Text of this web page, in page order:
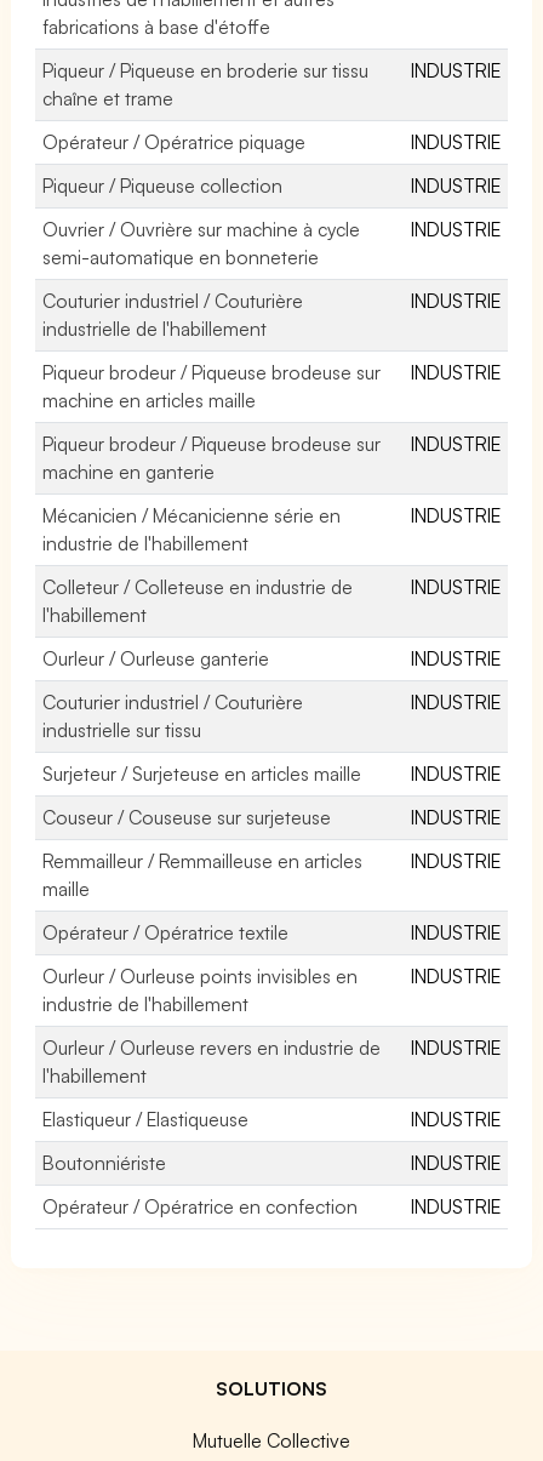
fabrications à base d'étoffe
Piqueur / Piqueuse en broderie sur tissu
chaîne et trame
INDUSTRIE
Opérateur / Opératrice piquage
INDUSTRIE
Piqueur / Piqueuse collection
INDUSTRIE
Ouvrier / Ouvrière sur machine à cycle
semi-automatique en bonneterie
INDUSTRIE
Couturier industriel / Couturière
industrielle de l'habillement
INDUSTRIE
Piqueur brodeur / Piqueuse brodeuse sur
machine en articles maille
INDUSTRIE
Piqueur brodeur / Piqueuse brodeuse sur
machine en ganterie
INDUSTRIE
Mécanicien / Mécanicienne série en
industrie de l'habillement
INDUSTRIE
Colleteur / Colleteuse en industrie de
l'habillement
INDUSTRIE
Ourleur / Ourleuse ganterie
INDUSTRIE
Couturier industriel / Couturière
industrielle sur tissu
INDUSTRIE
Surjeteur / Surjeteuse en articles maille
INDUSTRIE
Couseur / Couseuse sur surjeteuse
INDUSTRIE
Remmailleur / Remmailleuse en articles
maille
INDUSTRIE
Opérateur / Opératrice textile
INDUSTRIE
Ourleur / Ourleuse points invisibles en
industrie de l'habillement
INDUSTRIE
Ourleur / Ourleuse revers en industrie de
l'habillement
INDUSTRIE
Elastiqueur / Elastiqueuse
INDUSTRIE
Boutonniériste
INDUSTRIE
Opérateur / Opératrice en confection
INDUSTRIE
SOLUTIONS
Mutuelle Collective